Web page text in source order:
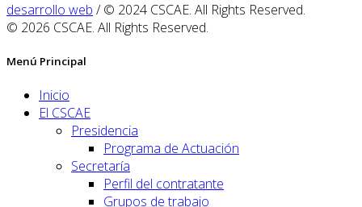
desarrollo web / © 2024 CSCAE. All Rights Reserved.
© 2026 CSCAE. All Rights Reserved.
Menú Principal
Inicio
El CSCAE
Presidencia
Programa de Actuación
Secretaría
Perfil del contratante
Grupos de trabajo